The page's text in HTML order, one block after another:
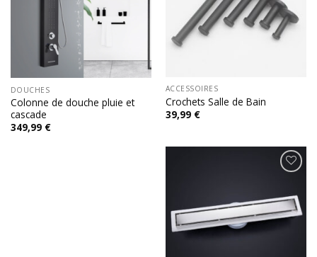
DOUCHES
Colonne de douche pluie et
cascade
349,99 €
wishlist
ACCESSOIRES
Crochets Salle de Bain
39,99 €
Add to
wishlist